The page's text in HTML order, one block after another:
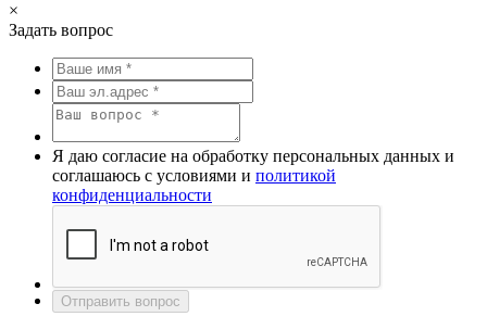
×
Задать вопрос
Я даю согласие на обработку персональных данных и
соглашаюсь с условиями и политикой
конфиденциальности
Отправить вопрос